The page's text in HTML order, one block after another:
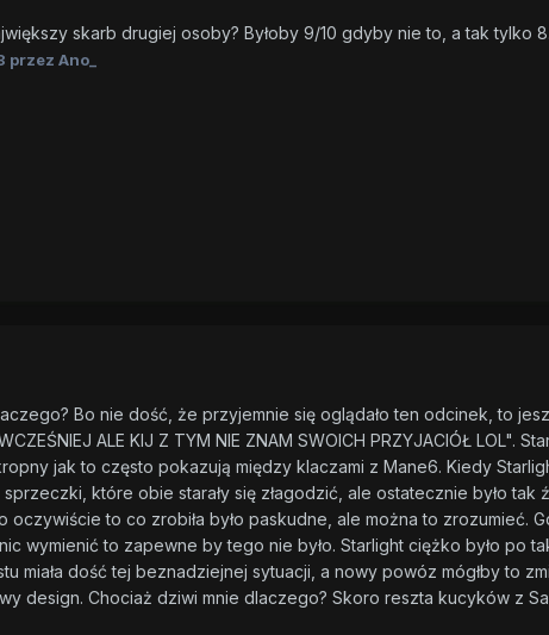
skarb drugiej osoby? Byłoby 9/10 gdyby nie to, a tak tylko
przez Ano_
Bo nie dość, że przyjemnie się oglądało ten odcinek, to
ALE KIJ Z TYM NIE ZNAM SWOICH PRZYJACIÓŁ LOL".
jak to często pokazują między klaczami z Mane6. Kiedy
sprzeczki, które obie starały się złagodzić, ale ostatecznie było
oczywiście to co zrobiła było paskudne, ale można to zrozumieć.
wymienić to zapewne by tego nie było. Starlight ciężko było po
miała dość tej beznadziejnej sytuacji, a nowy powóz mógłby to
design. Chociaż dziwi mnie dlaczego? Skoro reszta kucyków z